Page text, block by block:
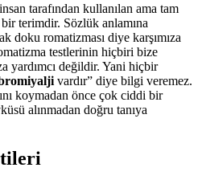
tarafından kullanılan ama tam
terimdir. Sözlük anlamına
doku romatizması diye karşımıza
testlerinin hiçbiri bize
yardımcı değildir. Yani hiçbir
vardır” diye bilgi veremez.
koymadan önce çok ciddi bir
alınmadan doğru tanıya